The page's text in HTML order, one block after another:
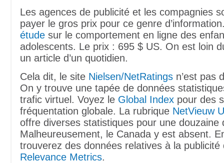
Les agences de publicité et les compagnies
payer le gros prix pour ce genre
étude sur le comportement en ligne des
adolescents. Le prix : 695 $ US. On est loin
un article d’un quotidien.
Cela dit, le site Nielsen/NetRatings n’est pas
On y trouve une tapée de données
trafic virtuel. Voyez le Global Index pour des
fréquentation globale. La rubrique NetVieuw
offre diverses statistiques pour une douzaine
Malheureusement, le Canada y est absent.
trouverez des données relatives à la
Relevance Metrics.